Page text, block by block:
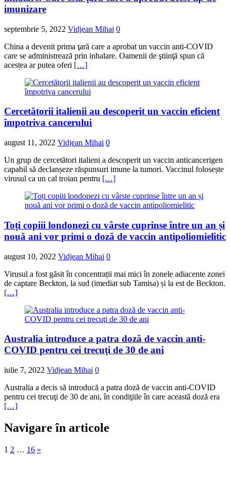
imunizare
septembrie 5, 2022 Vidjean Mihai 0
China a devenit prima ţară care a aprobat un vaccin anti-COVID
care se administrează prin inhalare. Oamenii de ştiinţă spun că
acestea ar putea oferi […]
Cercetătorii italienii au descoperit un vaccin eficient
împotriva cancerului
august 11, 2022 Vidjean Mihai 0
Un grup de cercetători italieni a descoperit un vaccin anticancerigen
capabil să declanșeze răspunsuri imune la tumori. Vaccinul folosește
virusul ca un cal troian pentru […]
Toți copiii londonezi cu vârste cuprinse între un an și
nouă ani vor primi o doză de vaccin antipoliomielitic
august 10, 2022 Vidjean Mihai 0
Virusul a fost găsit în concentrații mai mici în zonele adiacente zonei
de captare Beckton, la sud (imediat sub Tamisa) și la est de Beckton.
[…]
Australia introduce a patra doză de vaccin anti-
COVID pentru cei trecuţi de 30 de ani
iulie 7, 2022 Vidjean Mihai 0
Australia a decis să introducă a patra doză de vaccin anti-COVID
pentru cei trecuţi de 30 de ani, în condiţiile în care această doză era
[…]
Navigare în articole
1 2 … 16 »